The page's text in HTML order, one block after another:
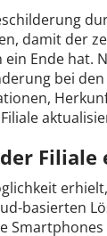
damit der
Ende hat.
bei
Filiale
basierten